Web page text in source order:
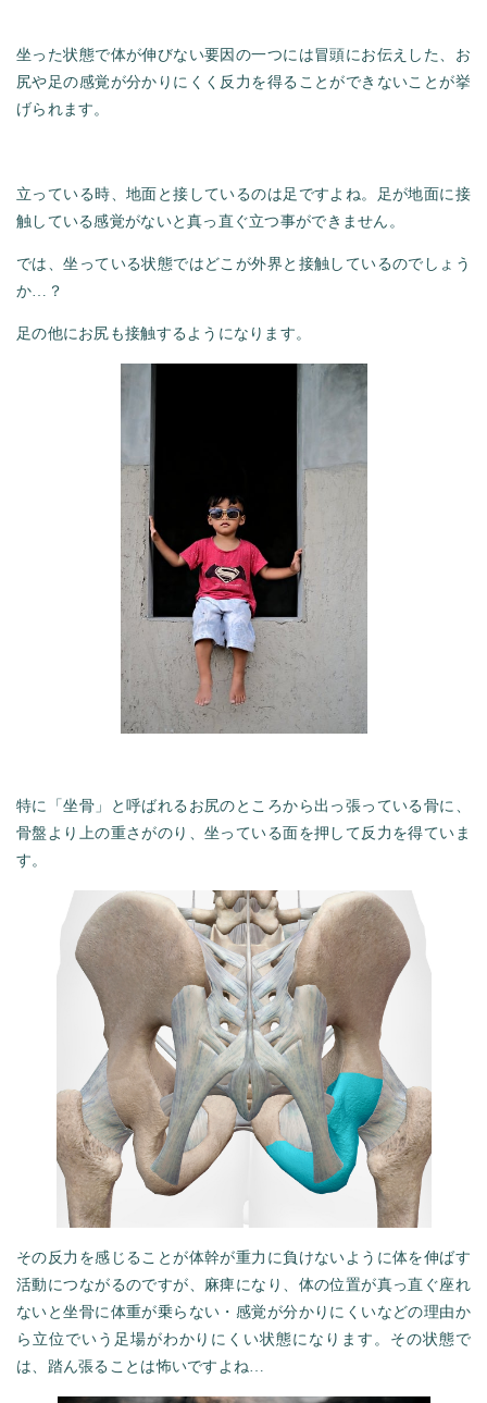
坐った状態で体が伸びない要因の一つには冒頭にお伝えした、お
尻や足の感覚が分かりにくく反力を得ることができないことが挙
げられます。
立っている時、地面と接しているのは足ですよね。足が地面に接
触している感覚がないと真っ直ぐ立つ事ができません。
では、坐っている状態ではどこが外界と接触しているのでしょう
か…？
足の他にお尻も接触するようになります。
特に「坐骨」と呼ばれるお尻のところから出っ張っている骨に、
骨盤より上の重さがのり、坐っている面を押して 反力を得ていま
す。
その反力を感じることが体幹が重力に負けないように体を伸ばす
活動につながるのですが、麻痺になり、体の位置が真っ直ぐ座れ
ないと坐骨に体重が乗らない・感覚が分かりにくいなどの理由か
ら立位でいう足場がわかりにくい状態になります。その状態で
は、踏ん張ることは怖いですよね…